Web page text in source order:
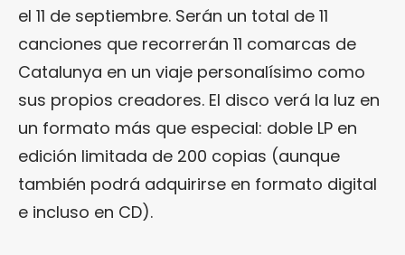
el 11 de septiembre. Serán un total de 11
canciones que recorrerán 11 comarcas de
Catalunya en un viaje personalísimo como
sus propios creadores. El disco verá la luz en
un formato más que especial: doble LP en
edición limitada de 200 copias (aunque
también podrá adquirirse en formato digital
e incluso en CD).